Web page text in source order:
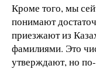
Кроме того, мы
понимают
приезжают из
фамилиями. Это
утверждают, но